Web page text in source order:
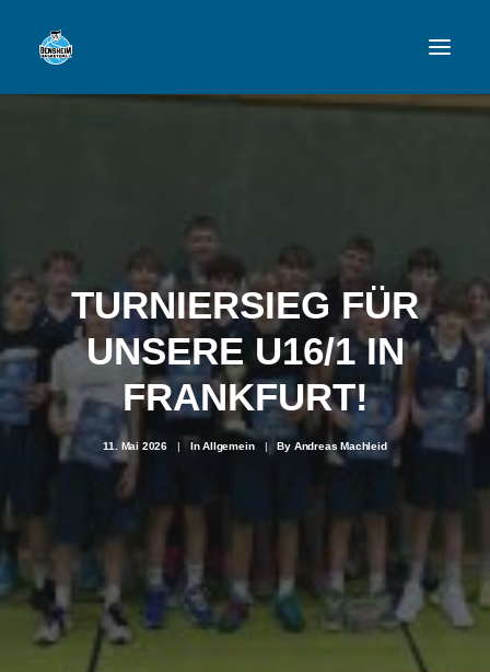
NEWSFEED
FAN-SHOP
VFL BENSHEIM
TURNIERSIEG FÜR
UNSERE U16/1 IN
FRANKFURT!
11. Mai 2026 | InAllgemein | By Andreas Machleid